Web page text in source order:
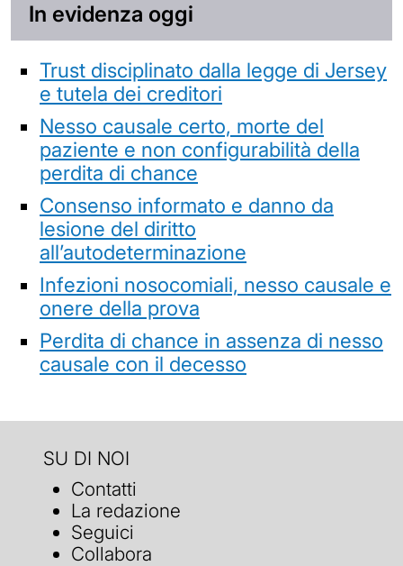
In evidenza oggi
Trust disciplinato dalla legge di Jersey
e tutela dei creditori
Nesso causale certo, morte del
paziente e non configurabilità della
perdita di chance
Consenso informato e danno da
lesione del diritto
all’autodeterminazione
Infezioni nosocomiali, nesso causale e
onere della prova
Perdita di chance in assenza di nesso
causale con il decesso
SU DI NOI
Contatti
La redazione
Seguici
Collabora